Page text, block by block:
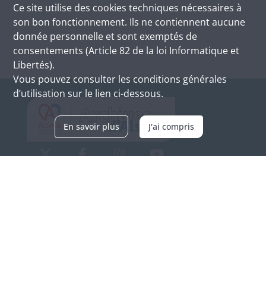
Ce site utilise des cookies techniques nécessaires à
son bon fonctionnement. Ils ne contiennent aucune
donnée personnelle et sont exemptés de
consentements (Article 82 de la loi Informatique et
Libertés).
Vous pouvez consulter les conditions générales
d’utilisation sur le lien ci-dessous.
En savoir plus J'ai compris